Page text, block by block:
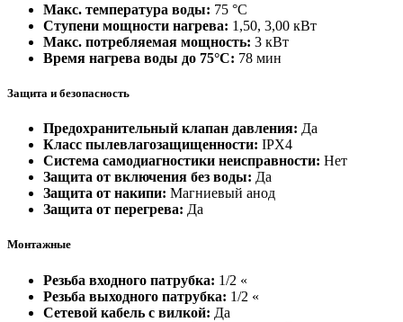
Макс. температура воды: 75 °С
Ступени мощности нагрева: 1,50, 3,00 кВт
Макс. потребляемая мощность: 3 кВт
Время нагрева воды до 75°С: 78 мин
Защита и безопасность
Предохранительный клапан давления: Да
Класс пылевлагозащищенности: IPX4
Система самодиагностики неисправности: Нет
Защита от включения без воды: Да
Защита от накипи: Магниевый анод
Защита от перегрева: Да
Монтажные
Резьба входного патрубка: 1/2 «
Резьба выходного патрубка: 1/2 «
Сетевой кабель с вилкой: Да